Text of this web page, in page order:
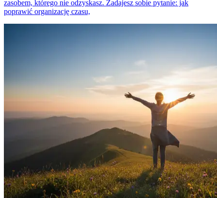
zasobem, którego nie odzyskasz. Zadajesz sobie pytanie: jak
poprawić organizację czasu,